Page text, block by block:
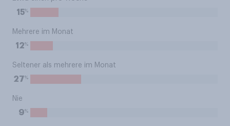
15%
Mehrere im Monat
12%
Seltener als mehrere im Monat
27%
Nie
9%